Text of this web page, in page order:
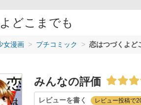
どこまでも
女漫画 プチコミック 恋はつづくよど
みんなの評価
レビューを書く レビュー投稿で